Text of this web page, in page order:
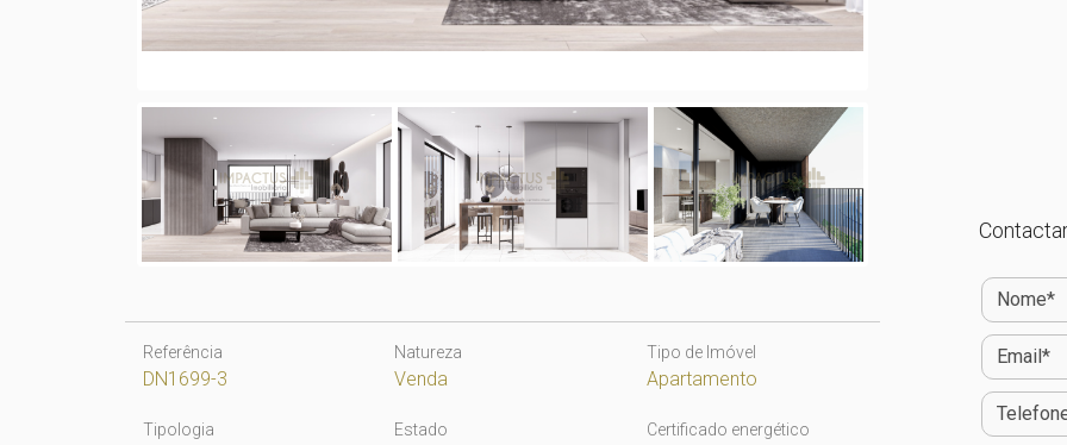
Referência
DN1699-3
Natureza
Venda
Tipo de Imóvel
Apartamento
Tipologia Estado Certificado energético